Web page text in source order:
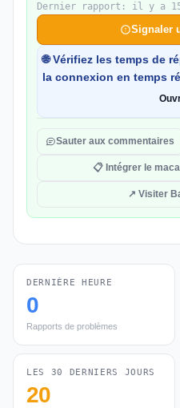
Dernier rapport: il y a
Signaler
🌐 Vérifiez les temps de
la connexion en temps
Sauter aux commentaires
📋 Intégrer le
↗ Visiter
DERNIÈRE HEURE
0
Rapports de problèmes
LES 30 DERNIERS JOURS
20